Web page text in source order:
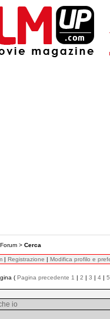
Forum > Cerca
| Registrazione | Modifica profilo e
( Pagina precedente 1 | 2 | 3 | 4 | 5
io